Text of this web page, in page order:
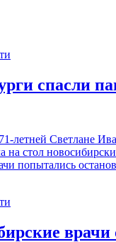
спасли
Светлане
на стол
попытались